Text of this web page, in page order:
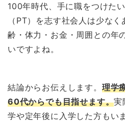
100年時代、手に職をつけた
（PT）を志す社会人は少な
齢・体力・お金・周囲との年
いですよね。
結論からお伝えします。 理学
60代からでも目指せます。実
学や定年後に入学した方もい